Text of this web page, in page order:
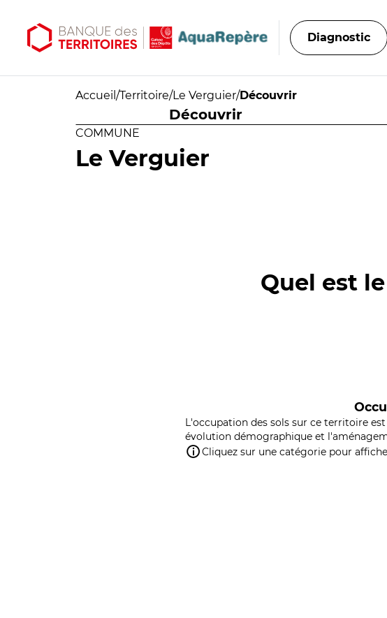
Diagnostic
Accueil /Territoire/Le Verguier/Découvrir
Découvrir
COMMUNE
Le Verguier
Quel est
L'occupation des sols sur ce territoire
évolution démographique et
Cliquez sur une catégorie pour